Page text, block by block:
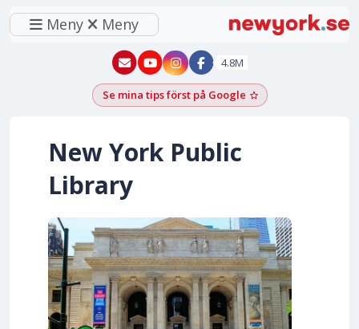
Meny Meny
New York - YouTube
New York - Instagram
4.8M
Se mina tips först på GoogleLägg till som
New York Public
Library